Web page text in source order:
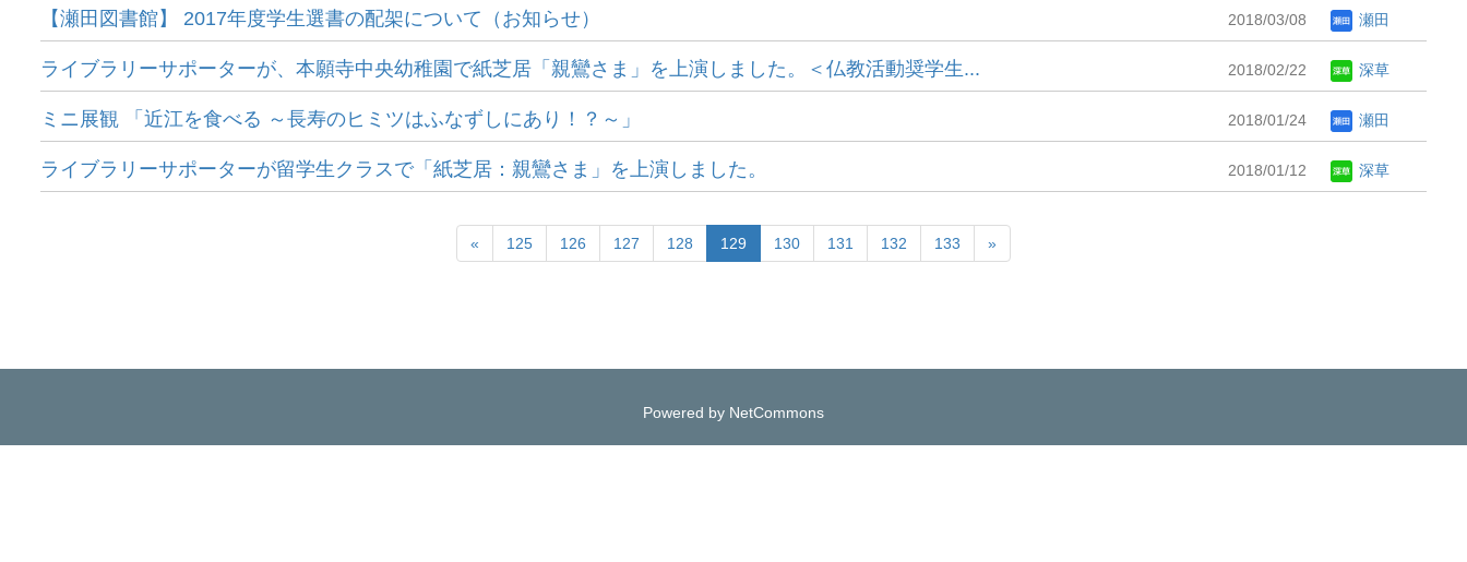
【瀬田図書館】 2017年度学生選書の配架について（お知らせ） 2018/03/08 瀬田
ライブラリーサポーターが、本願寺中央幼稚園で紙芝居「親鸞さま」を上演しました。＜仏教活動奨学生... 2018/02/22 深草
ミニ展観 「近江を食べる ～長寿のヒミツはふなずしにあり！？～」 2018/01/24 瀬田
ライブラリーサポーターが留学生クラスで「紙芝居：親鸞さま」を上演しました。 2018/01/12 深草
« 125 126 127 128 129 130 131 132 133 »
Powered by NetCommons